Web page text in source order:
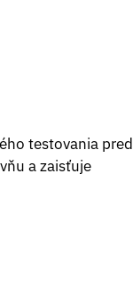
testovania pred
a zaisťuje